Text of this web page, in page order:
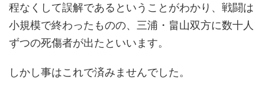
程なくして誤解であるということがわかり、戦闘は
小規模で終わったものの、三浦・畠山双方に数十人
ずつの死傷者が出たといいます。
しかし事はこれで済みませんでした。